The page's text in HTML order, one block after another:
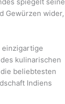
Gewürzen wider,
einzigartige
kulinarischen
beliebtesten
Indiens